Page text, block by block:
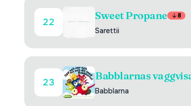
22
Sweet Propane 8
Sarettii
23
Babblarnas
Babblarna